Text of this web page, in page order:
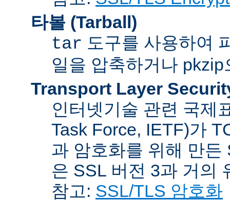
타볼 (Tarball)
tar 도구를 사용하여
일을 압축하거나
Transport Layer
인터넷기술 관련 국제
Task Force, IETF)가
과 암호화를 위해 만
은 SSL 버전 3과 거의
참고: SSL/TLS 암호화